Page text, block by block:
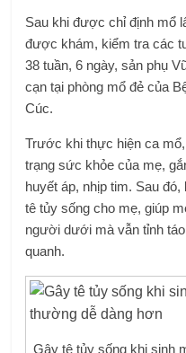
Sau khi được chỉ định mổ
được khám, kiểm tra các
38 tuần, 6 ngày, sản phụ
cạn tại phòng mổ đẻ của
Cúc.
Trước khi thực hiện ca
trạng sức khỏe của mẹ,
huyết áp, nhịp tim. Sau
tê tủy sống cho mẹ, giúp
người dưới mà vẫn tỉnh
quanh.
Gây tê tủy sống khi sinh